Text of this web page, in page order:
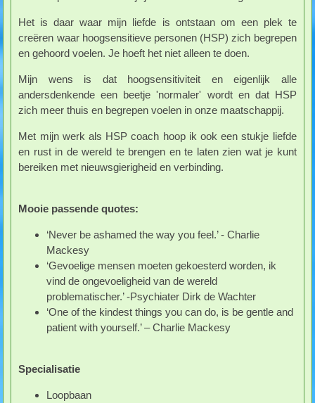
Het is daar waar mijn liefde is ontstaan om een plek te
creëren waar hoogsensitieve personen (HSP) zich begrepen
en gehoord voelen. Je hoeft het niet alleen te doen.
Mijn wens is dat hoogsensitiviteit en eigenlijk alle
andersdenkende een beetje 'normaler' wordt en dat HSP
zich meer thuis en begrepen voelen in onze maatschappij.
Met mijn werk als HSP coach hoop ik ook een stukje liefde
en rust in de wereld te brengen en te laten zien wat je kunt
bereiken met nieuwsgierigheid en verbinding.
Mooie passende quotes:
‘Never be ashamed the way you feel.’ - Charlie
Mackesy
‘Gevoelige mensen moeten gekoesterd worden, ik
vind de ongevoeligheid van de wereld
problematischer.’ -Psychiater Dirk de Wachter
‘One of the kindest things you can do, is be gentle and
patient with yourself.’ – Charlie Mackesy
Specialisatie
Loopbaan